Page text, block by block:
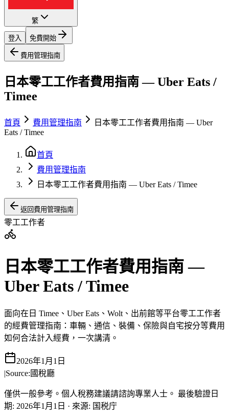
繁
登入 免費開始
費用管理指南
日本零工工作者費用指南 — Uber Eats /
Timee
首頁 費用管理指南
日本零工工作者費用指南 — Uber
Eats / Timee
首頁
費用管理指南
日本零工工作者費用指南 — Uber Eats / Timee
返回費用管理指南
零工工作者
日本零工工作者費用指南 —
Uber Eats / Timee
面向在日 Timee、Uber Eats、Wolt、出前館等平台零工工作者
的經費管理指南：車輛、通信、裝備、保險與自宅按分等費用
如何合法計入經費，一次講清。
2026年1月1日
|Source: 國稅廳
僅供一般參考。個人稅務建議請諮詢專業人士。 最後驗證日
期: 2026年1月1日 · 來源: 国税庁